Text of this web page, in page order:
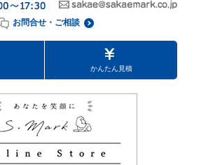
お問合せ・ご相談
かんたん見積